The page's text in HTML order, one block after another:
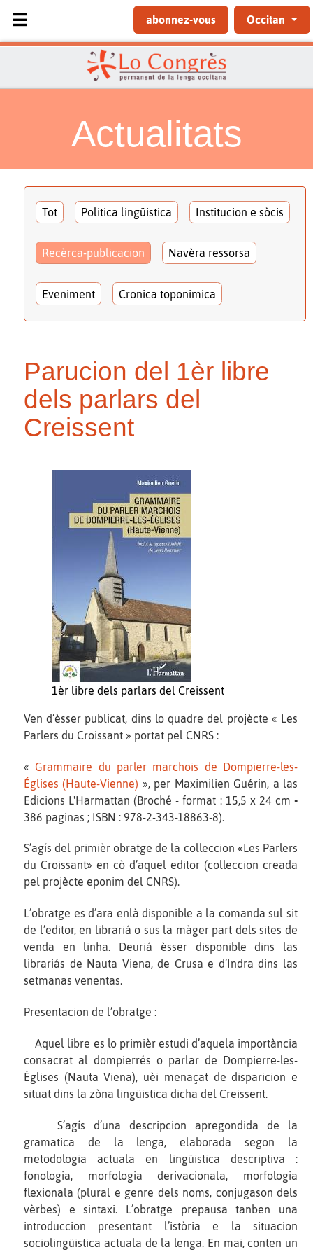
Sélectionnez votre langue
abonnez-vous Occitan
Actualitats
Tot Politica lingüistica Institucion e sòcis
Recèrca-publicacion Navèra ressorsa
Eveniment Cronica toponimica
Parucion del 1èr libre
dels parlars del
Creissent
1èr libre dels parlars del Creissent
Ven d’èsser publicat, dins lo quadre del projècte « Les
Parlers du Croissant » portat pel CNRS :
« Grammaire du parler marchois de Dompierre-les-
Églises (Haute-Vienne) », per Maximilien Guérin, a las
Edicions L'Harmattan (Broché - format : 15,5 x 24 cm •
386 paginas ; ISBN : 978-2-343-18863-8).
S’agís del primièr obratge de la colleccion «Les Parlers
du Croissant» en cò d’aquel editor (colleccion creada
pel projècte eponim del CNRS).
L’obratge es d’ara enlà disponible a la comanda sul sit
de l’editor, en librariá o sus la màger part dels sites de
venda en linha. Deuriá èsser disponible dins las
librariás de Nauta Viena, de Crusa e d’Indra dins las
setmanas venentas.
Presentacion de l’obratge :
Aquel libre es lo primièr estudi d’aquela importància
consacrat al dompierrés o parlar de Dompierre-les-
Églises (Nauta Viena), uèi menaçat de disparicion e
situat dins la zòna lingüistica dicha del Creissent.
S’agís d’una descripcion apregondida de la
gramatica de la lenga, elaborada segon la
metodologia actuala en lingüistica descriptiva :
fonologia, morfologia derivacionala, morfologia
flexionala (plural e genre dels noms, conjugason dels
vèrbes) e sintaxi. L’obratge prepausa tanben una
introduccion presentant l’istòria e la situacion
sociolingüistica actuala de la lenga. En mai, conten un